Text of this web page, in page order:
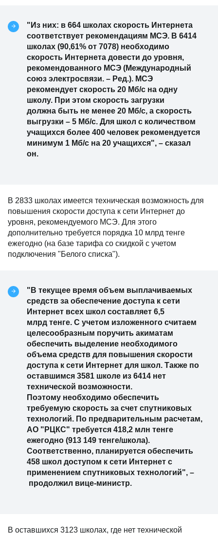
"Из них: в 664 школах скорость Интернета
соответствует рекомендациям МСЭ. В 6414
школах (90,61% от 7078) необходимо
скорость Интернета довести до уровня,
рекомендованного МСЭ (Международный
союз электросвязи. – Ред.). МСЭ
рекомендует скорость 20 Мб/с на одну
школу. При этом скорость загрузки
должна быть не менее 20 Мб/с, а скорость
выгрузки – 5 Мб/с. Для школ с количеством
учащихся более 400 человек рекомендуется
минимум 1 Мб/с на 20 учащихся", – сказал
он.
В 2833 школах имеется техническая возможность для
повышения скорости доступа к сети Интернет до
уровня, рекомендуемого МСЭ. Для этого
дополнительно требуется порядка 10 млрд тенге
ежегодно (на базе тарифа со скидкой с учетом
подключения "Белого списка").
"В текущее время объем выплачиваемых
средств за обеспечение доступа к сети
Интернет всех школ составляет 6,5
млрд тенге. С учетом изложенного считаем
целесообразным поручить акиматам
обеспечить выделение необходимого
объема средств для повышения скорости
доступа к сети Интернет для школ. Также по
оставшимся 3581 школе из 6414 нет
технической возможности.
Поэтому необходимо обеспечить
требуемую скорость за счет спутниковых
технологий. По предварительным расчетам,
АО "РЦКС" требуется 418,2 млн тенге
ежегодно (913 149 тенге/школа).
Соответственно, планируется обеспечить
458 школ доступом к сети Интернет с
применением спутниковых технологий", –
продолжил вице-министр.
В оставшихся 3123 школах, где нет технической